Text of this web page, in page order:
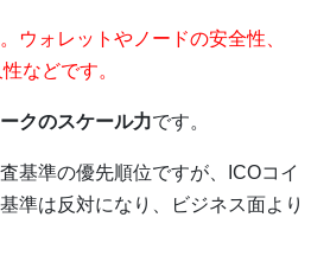
ウォレットやノードの安全性、
などです。
クのスケール力です。
基準の優先順位ですが、ICOコイ
準は反対になり、ビジネス面より